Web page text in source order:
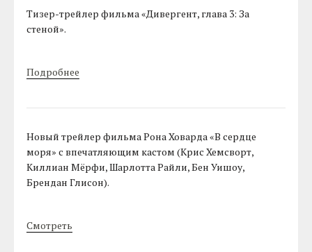
Тизер-трейлер фильма «Дивергент, глава 3: За
стеной».
Подробнее
Новый трейлер фильма Рона Ховарда «В сердце
моря» с впечатляющим кастом (Крис Хемсворт,
Киллиан Мёрфи, Шарлотта Райли, Бен Уишоу,
Брендан Глисон).
Смотреть